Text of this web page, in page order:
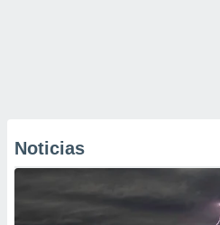
Noticias